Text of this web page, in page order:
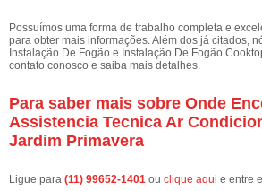
Possuímos uma forma de trabalho completa e
para obter mais informações. Além dos já citados,
Instalação De Fogão e Instalação De Fogão
contato conosco e saiba mais detalhes.
Para saber mais sobre Onde
Assistencia Tecnica Ar
Jardim Primavera
Ligue para (11) 99652-1401 ou clique aqui e entre